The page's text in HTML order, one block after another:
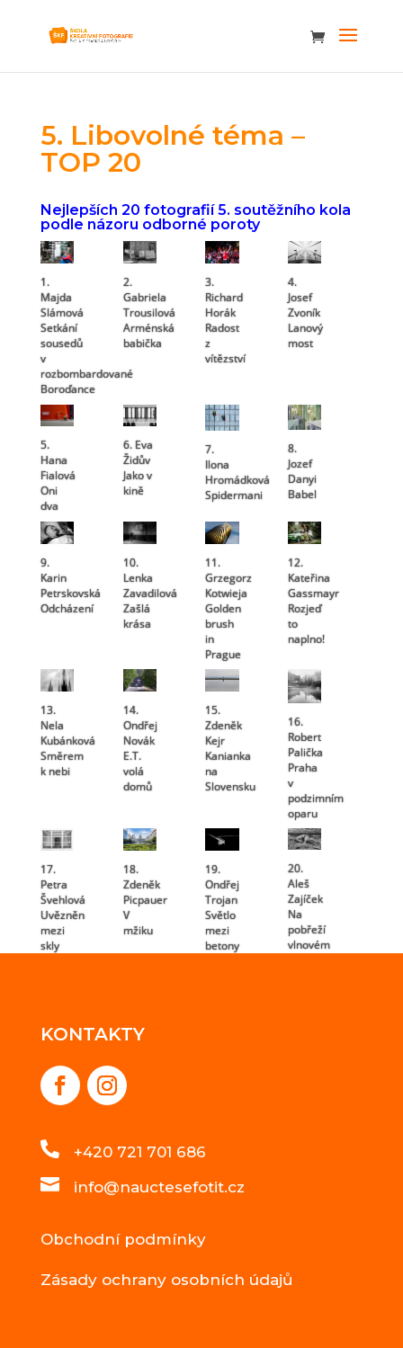
5. Libovolné téma –
TOP 20
Nejlepších 20 fotografií 5. soutěžního kola
podle názoru odborné poroty
1.
Majda
Slámová
Setkání
sousedů
v
rozbombardované
Boroďance
2.
Gabriela
Trousilová
Arménská
babička
3.
Richard
Horák
Radost
z
vítězství
4.
Josef
Zvoník
Lanový
most
5.
Hana
Fialová
Oni
dva
6. Eva
Židův
Jako v
kině
7.
Ilona
Hromádková
Spidermani
8.
Jozef
Danyi
Babel
9.
Karin
Petrskovská
Odcházení
10.
Lenka
Zavadilová
Zašlá
krása
11.
Grzegorz
Kotwieja
Golden
brush
in
Prague
12.
Kateřina
Gassmayr
Rozjeď
to
naplno!
13.
Nela
Kubánková
Směrem
k nebi
14.
Ondřej
Novák
E.T.
volá
domů
15.
Zdeněk
Kejr
Kanianka
na
Slovensku
16.
Robert
Palička
Praha
v
podzimním
oparu
17.
Petra
Švehlová
Uvězněn
mezi
skly
18.
Zdeněk
Picpauer
V
mžiku
19.
Ondřej
Trojan
Světlo
mezi
betony
20.
Aleš
Zajíček
Na
pobřeží
vlnovém
KONTAKTY
 +420 721 701 686
 info@nauctesefotit.cz
Obchodní podmínky
Zásady ochrany osobních údajů